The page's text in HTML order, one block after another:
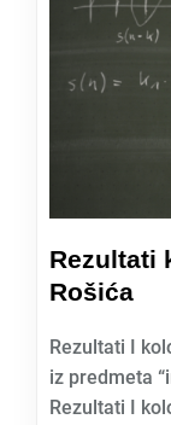
Rezultati
Rošića
Rezultati I
iz predmeta
Rezultati I